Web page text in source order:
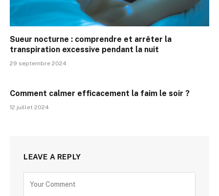
Sueur nocturne : comprendre et arrêter la
transpiration excessive pendant la nuit
29 septembre 2024
Comment calmer efficacement la faim le soir ?
12 juillet 2024
LEAVE A REPLY